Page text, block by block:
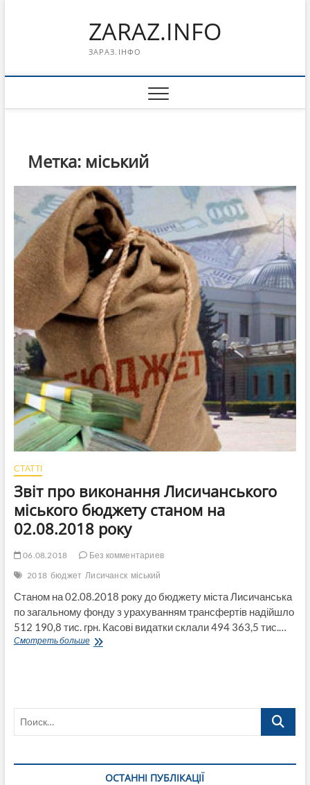
ZARAZ.INFO
ЗАРАЗ.ІНФО
Метка: міський
СТАТТІ
Звіт про виконання Лисичанського
міського бюджету станом на
02.08.2018 року
06.08.2018
Без комментариев
2018 бюджет Лисичанск міський
Станом на 02.08.2018 року до бюджету міста Лисичанська
по загальному фонду з урахуванням трансфертів надійшло
512 190,8 тис. грн. Касові видатки склали 494 363,5 тис.…
Смотреть большеЗвіт
Поиск…
ОСТАННІ ПУБЛІКАЦІЇ